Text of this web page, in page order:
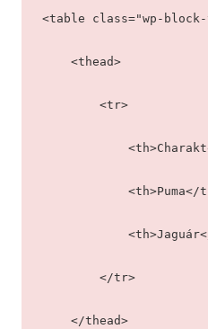
<table class="wp-
    <thead>
        <tr>
        </tr>
    </thead>